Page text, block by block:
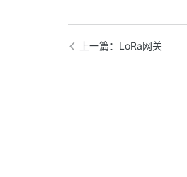
上一篇：LoRa网关